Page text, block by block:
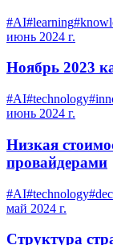
#AI#learning#
июнь 2024 г.
Ноябрь 2023
#AI#technology#
июнь 2024 г.
Низкая
провайдерами
#AI#technology#
май 2024 г.
Структура